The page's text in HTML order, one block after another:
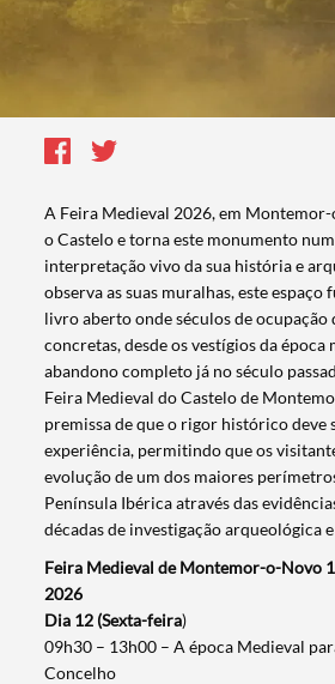
A Feira Medieval 2026, em
o Castelo e torna este monumento
interpretação vivo da sua história e
observa as suas muralhas, este espaço
livro aberto onde séculos de ocupação
concretas, desde os vestígios da época
abandono completo já no século
Feira Medieval do Castelo de
premissa de que o rigor histórico deve
experiência, permitindo que os
evolução de um dos maiores
Península Ibérica através das
décadas de investigação arqueológica
Feira Medieval de Montemor-o-Novo
2026
Dia 12 (Sexta-feira)
09h30 – 13h00 – A época Medieval
Concelho